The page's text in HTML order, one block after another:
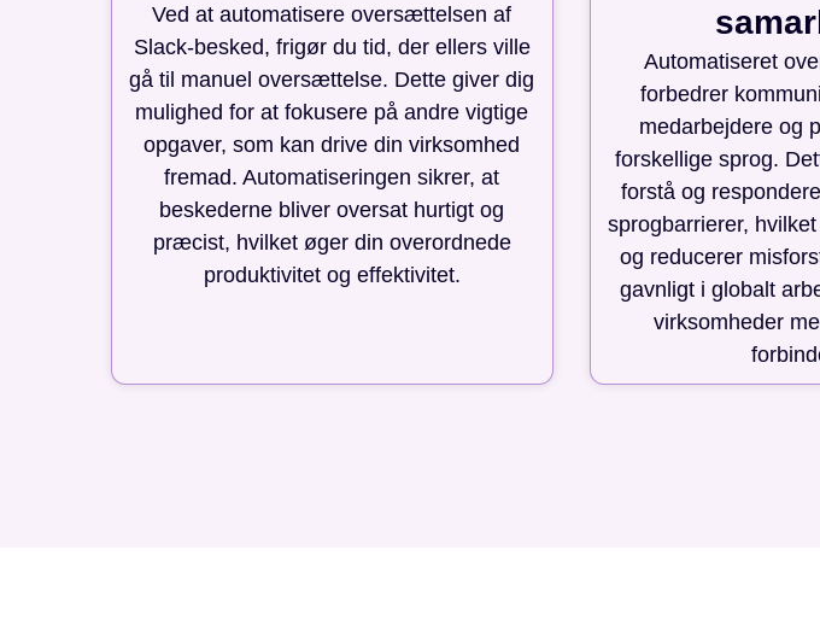
Ved at automatisere oversættelsen af
Slack-besked, frigør du tid, der ellers ville
gå til manuel oversættelse. Dette giver dig
mulighed for at fokusere på andre vigtige
opgaver, som kan drive din virksomhed
fremad. Automatiseringen sikrer, at
beskederne bliver oversat hurtigt og
præcist, hvilket øger din overordnede
produktivitet og effektivitet.
Automatiseret
forbedrer
medarbejdere og
forskellige sprog.
forstå og
sprogbarrierer,
og reducerer
gavnligt i globalt
virksomheder